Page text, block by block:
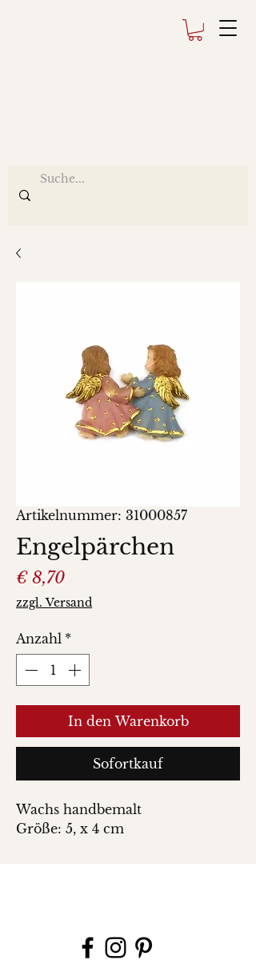
Artikelnummer: 31000857
Engelpärchen
€ 8,70Preis
zzgl. Versand
Anzahl *
In den Warenkorb
Sofortkauf
Wachs handbemalt
Größe: 5, x 4 cm